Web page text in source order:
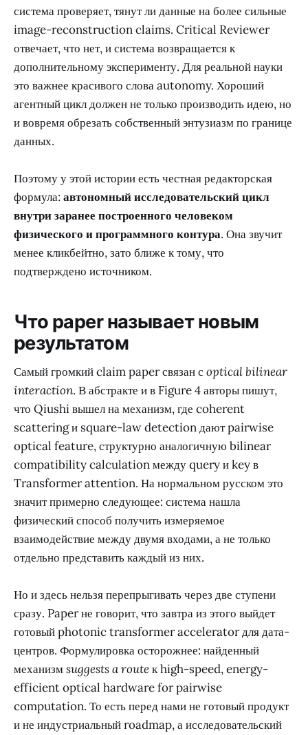
система проверяет, тянут ли данные на более сильные
image-reconstruction claims. Critical Reviewer
отвечает, что нет, и система возвращается к
дополнительному эксперименту. Для реальной науки
это важнее красивого слова autonomy. Хороший
агентный цикл должен не только производить идею, но
и вовремя обрезать собственный энтузиазм по границе
данных.
Поэтому у этой истории есть честная редакторская
формула: автономный исследовательский цикл
внутри заранее построенного человеком
физического и программного контура. Она звучит
менее кликбейтно, зато ближе к тому, что
подтверждено источником.
Что paper называет новым
результатом
Самый громкий claim paper связан с optical bilinear
interaction. В абстракте и в Figure 4 авторы пишут,
что Qiushi вышел на механизм, где coherent
scattering и square-law detection дают pairwise
optical feature, структурно аналогичную bilinear
compatibility calculation между query и key в
Transformer attention. На нормальном русском это
значит примерно следующее: система нашла
физический способ получить измеряемое
взаимодействие между двумя входами, а не только
отдельно представить каждый из них.
Но и здесь нельзя перепрыгивать через две ступени
сразу. Paper не говорит, что завтра из этого выйдет
готовый photonic transformer accelerator для дата-
центров. Формулировка осторожнее: найденный
механизмsuggests a routeк high-speed, energy-
efficient optical hardware for pairwise
computation. То есть перед нами не готовый продукт
и не индустриальный roadmap, а исследовательский